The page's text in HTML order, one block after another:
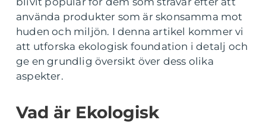
använda produkter som är skonsamma mot
huden och miljön. I denna artikel kommer vi
att utforska ekologisk foundation i detalj och
ge en grundlig översikt över dess olika
aspekter.
Vad är Ekologisk